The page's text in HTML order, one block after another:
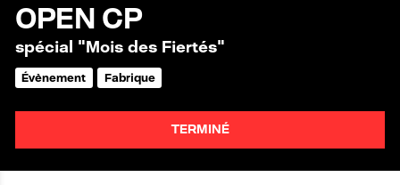
OPEN CP
spécial "Mois des Fiertés"
Évènement Fabrique
TERMINÉ